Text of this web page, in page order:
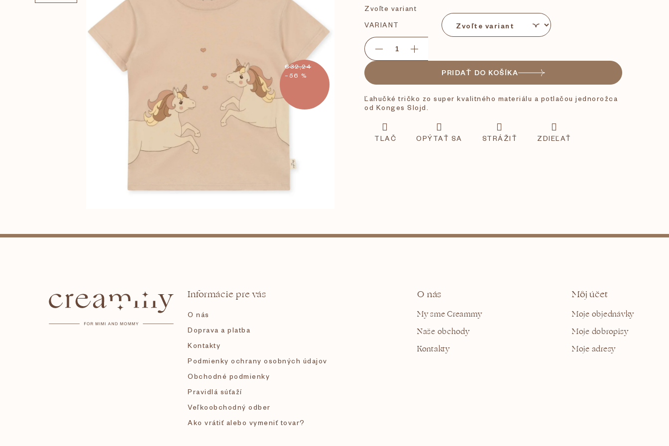
€32,24
–56 %
Zvoľte variant
VARIANT
PRIDAŤ DO KOŠÍKA
Ľahučké tričko zo super kvalitného materiálu a potlačou jednorožca
od Konges Slojd.
TLAČ OPÝTAŤ SA STRÁŽIŤ ZDIEĽAŤ
Informácie pre vás
O nás
Doprava a platba
Kontakty
Podmienky ochrany osobných údajov
Obchodné podmienky
Pravidlá súťaží
Veľkoobchodný odber
Ako vrátiť alebo vymeniť tovar?
O nás
My sme Creammy
Naše obchody
Kontakty
Môj účet
Moje objednávky
Moje dobropisy
Moje adresy